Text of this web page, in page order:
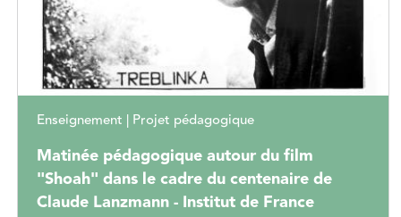
Enseignement | Projet pédagogique
Matinée pédagogique autour du film
"Shoah" dans le cadre du centenaire de
Claude Lanzmann - Institut de France